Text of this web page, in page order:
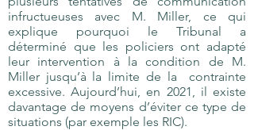
infructueuses avec M. Miller, ce qui
explique pourquoi le Tribunal a
déterminé que les policiers ont adapté
leur intervention à la condition de M.
Miller jusqu’à la limite de la contrainte
excessive. Aujourd’hui, en 2021, il existe
davantage de moyens d’éviter ce type de
situations (par exemple les RIC).